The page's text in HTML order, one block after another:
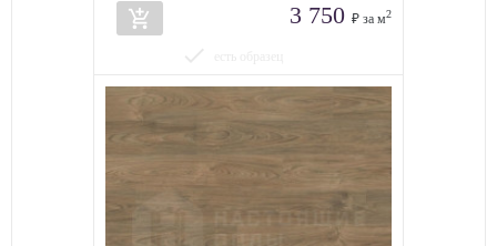
add_shopping_cart 3 750 ₽ за м2